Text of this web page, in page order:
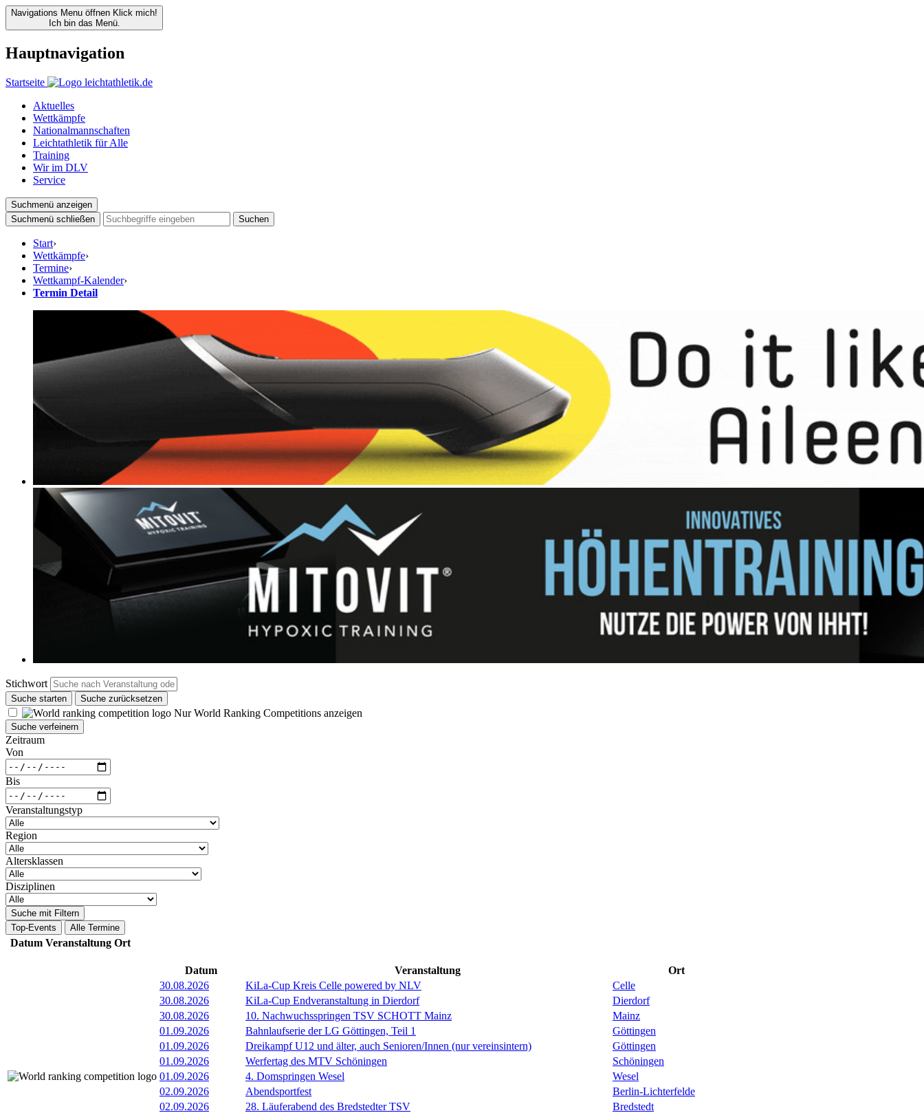
Navigations Menu öffnen Klick mich!
Ich bin das Menü.
Hauptnavigation
Startseite
Aktuelles
Wettkämpfe
Nationalmannschaften
Leichtathletik für Alle
Training
Wir im DLV
Service
Suchmenü anzeigen
Suchmenü schließen
Suchen
Start›
Wettkämpfe›
Termine›
Wettkampf-Kalender›
Termin Detail
Stichwort
Suche starten Suche zurücksetzen
Nur World Ranking Competitions anzeigen
Suche verfeinern
Zeitraum
Von
Bis
Veranstaltungstyp
Region
Altersklassen
Disziplinen
Suche mit Filtern
Top-Events
Alle Termine
Datum Veranstaltung Ort
Datum Veranstaltung
Ort
30.08.2026
KiLa-Cup Kreis Celle powered by NLV
Celle
30.08.2026
KiLa-Cup Endveranstaltung in Dierdorf
Dierdorf
30.08.2026
10. Nachwuchsspringen TSV SCHOTT Mainz
Mainz
01.09.2026
Bahnlaufserie der LG Göttingen, Teil 1
Göttingen
01.09.2026
Dreikampf U12 und älter, auch Senioren/Innen (nur vereinsintern)
Göttingen
01.09.2026
Werfertag des MTV Schöningen
Schöningen
01.09.2026
4. Domspringen Wesel
Wesel
02.09.2026
Abendsportfest
Berlin-Lichterfelde
02.09.2026
28. Läuferabend des Bredstedter TSV
Bredstedt